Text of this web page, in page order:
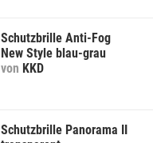
Schutzbrille Anti-Fog
New Style blau-grau
von KKD
Schutzbrille Panorama II